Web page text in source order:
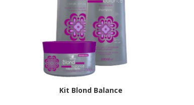
Kit Blond Balance